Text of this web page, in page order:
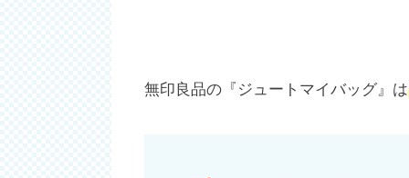
無印良品の『ジュートマイバッグ』は